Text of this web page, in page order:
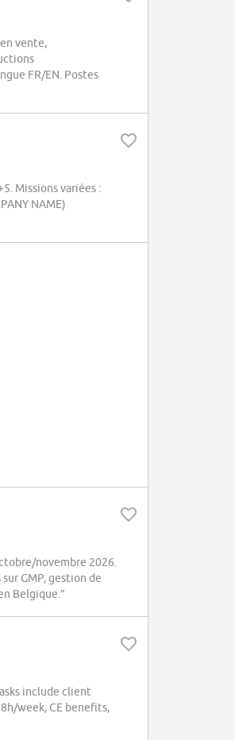
vente,
FR/EN. Postes
Missions variées :
NAME)
novembre 2026.
GMP, gestion de
Belgique.”
include client
week, CE benefits,